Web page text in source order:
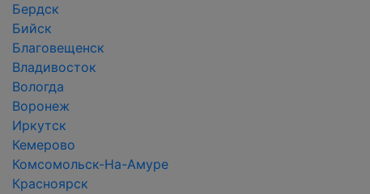
Бердск
Бийск
Благовещенск
Владивосток
Вологда
Воронеж
Иркутск
Кемерово
Комсомольск-На-Амуре
Красноярск